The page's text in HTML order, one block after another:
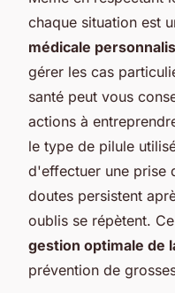
chaque situation est
médicale
gérer les cas
santé peut vous
actions à
le type de pilule
d'effectuer une prise
doutes persistent
oublis se répètent.
gestion optimale de
prévention de